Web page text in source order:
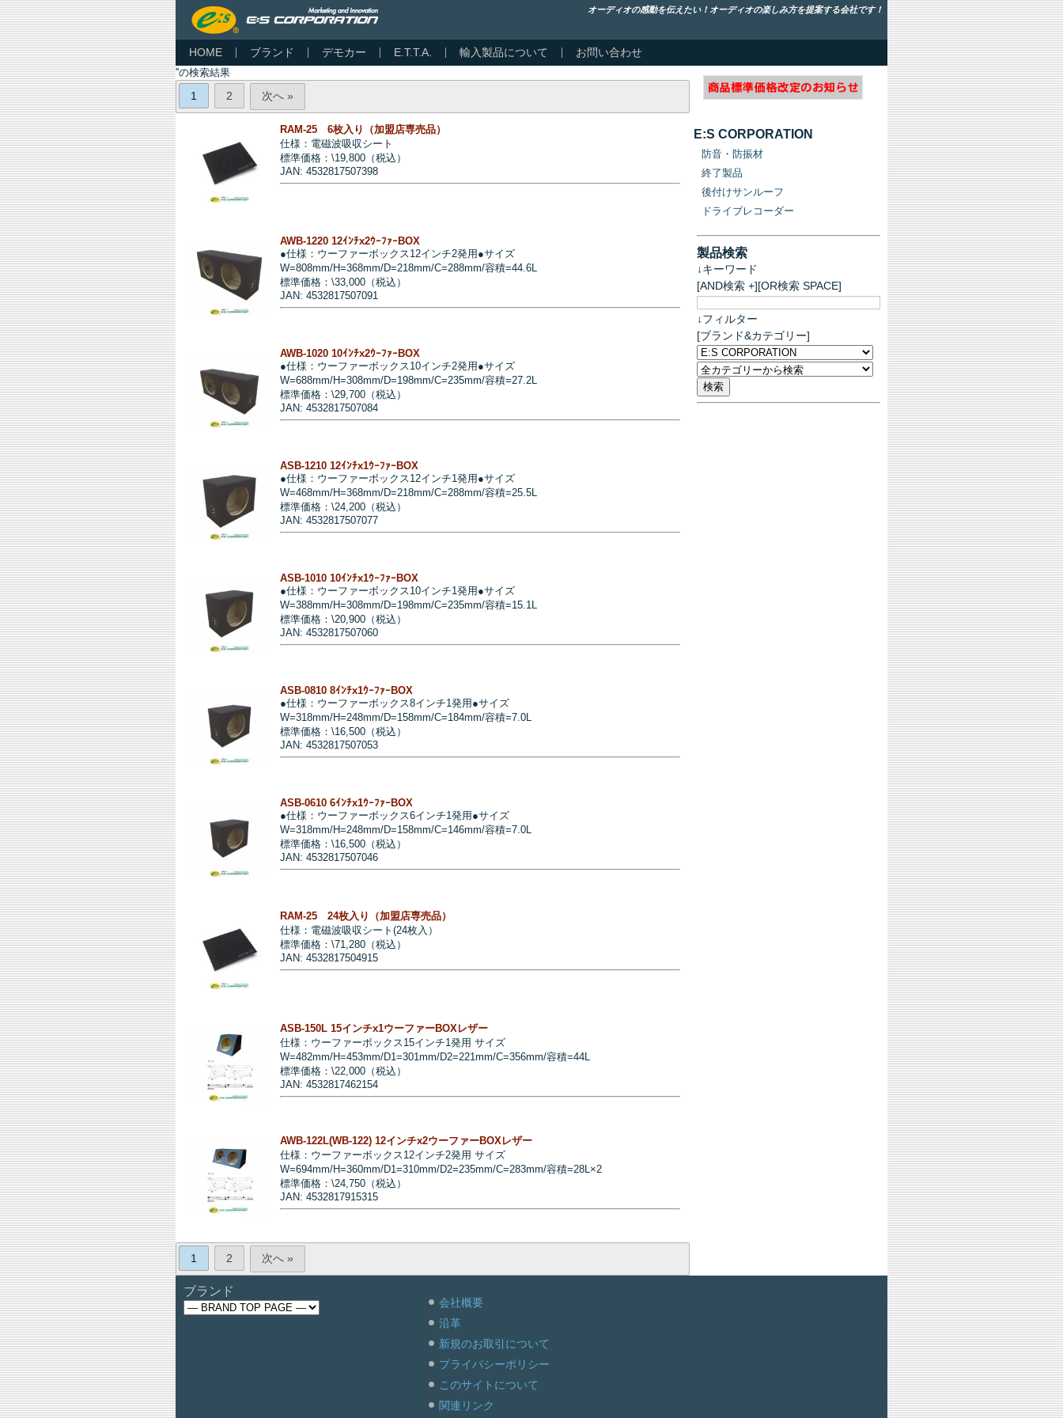
オーディオの感動を伝えたい！オーディオの楽しみ方を提案する会社です！
HOME ブランド デモカー E.T.T.A. 輸入製品について お問い合わせ
''の検索結果
1 2 次へ »
RAM-25 6枚入り（加盟店専売品）
仕様：電磁波吸収シート
標準価格：\19,800（税込）
JAN: 4532817507398
AWB-1220 12ｲﾝﾁx2ｳｰﾌｧｰBOX
●仕様：ウーファーボックス12インチ2発用●サイズ
W=808mm/H=368mm/D=218mm/C=288mm/容積=44.6L
標準価格：\33,000（税込）
JAN: 4532817507091
AWB-1020 10ｲﾝﾁx2ｳｰﾌｧｰBOX
●仕様：ウーファーボックス10インチ2発用●サイズ
W=688mm/H=308mm/D=198mm/C=235mm/容積=27.2L
標準価格：\29,700（税込）
JAN: 4532817507084
ASB-1210 12ｲﾝﾁx1ｳｰﾌｧｰBOX
●仕様：ウーファーボックス12インチ1発用●サイズ
W=468mm/H=368mm/D=218mm/C=288mm/容積=25.5L
標準価格：\24,200（税込）
JAN: 4532817507077
ASB-1010 10ｲﾝﾁx1ｳｰﾌｧｰBOX
●仕様：ウーファーボックス10インチ1発用●サイズ
W=388mm/H=308mm/D=198mm/C=235mm/容積=15.1L
標準価格：\20,900（税込）
JAN: 4532817507060
ASB-0810 8ｲﾝﾁx1ｳｰﾌｧｰBOX
●仕様：ウーファーボックス8インチ1発用●サイズ
W=318mm/H=248mm/D=158mm/C=184mm/容積=7.0L
標準価格：\16,500（税込）
JAN: 4532817507053
ASB-0610 6ｲﾝﾁx1ｳｰﾌｧｰBOX
●仕様：ウーファーボックス6インチ1発用●サイズ
W=318mm/H=248mm/D=158mm/C=146mm/容積=7.0L
標準価格：\16,500（税込）
JAN: 4532817507046
RAM-25 24枚入り（加盟店専売品）
仕様：電磁波吸収シート(24枚入）
標準価格：\71,280（税込）
JAN: 4532817504915
ASB-150L 15インチx1ウーファーBOXレザー
仕様：ウーファーボックス15インチ1発用 サイズ
W=482mm/H=453mm/D1=301mm/D2=221mm/C=356mm/容積=44L
標準価格：\22,000（税込）
JAN: 4532817462154
AWB-122L(WB-122) 12インチx2ウーファーBOXレザー
仕様：ウーファーボックス12インチ2発用 サイズ
W=694mm/H=360mm/D1=310mm/D2=235mm/C=283mm/容積=28L×2
標準価格：\24,750（税込）
JAN: 4532817915315
1 2 次へ »
E:S CORPORATION
防音・防振材
終了製品
後付けサンルーフ
ドライブレコーダー
製品検索
↓キーワード
[AND検索 +][OR検索 SPACE]
↓フィルター
[ブランド&カテゴリー]
ブランド
会社概要
沿革
新規のお取引について
プライバシーポリシー
このサイトについて
関連リンク